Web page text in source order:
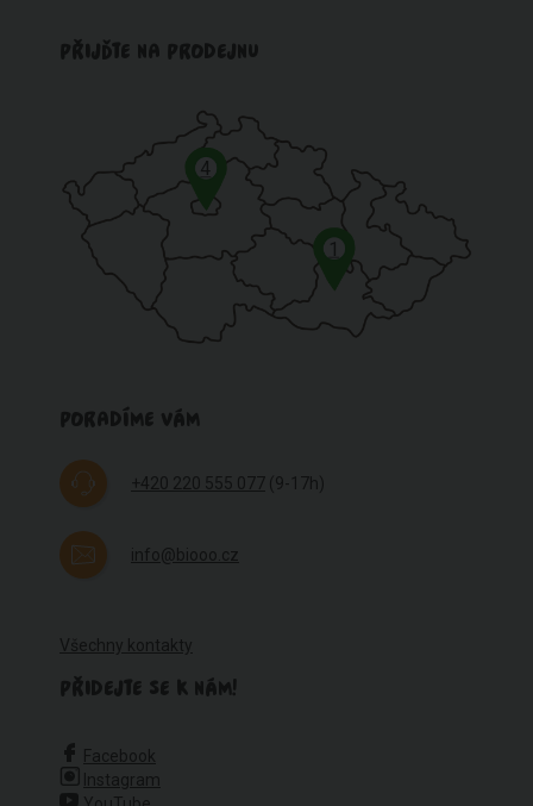
PŘIJĎTE NA PRODEJNU
1
4
PORADÍME VÁM
+420 220 555 077 (9-17h)
info@biooo.cz
Všechny kontakty
PŘIDEJTE SE K NÁM!
Facebook
Instagram